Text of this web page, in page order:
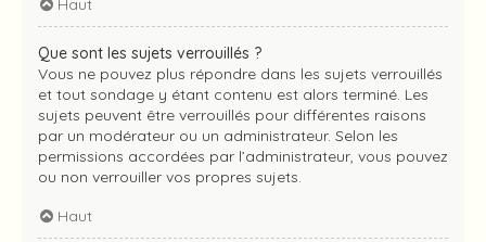
Haut
Que sont les sujets verrouillés ?
Vous ne pouvez plus répondre dans les sujets verrouillés
et tout sondage y étant contenu est alors terminé. Les
sujets peuvent être verrouillés pour différentes raisons
par un modérateur ou un administrateur. Selon les
permissions accordées par l’administrateur, vous pouvez
ou non verrouiller vos propres sujets.
Haut